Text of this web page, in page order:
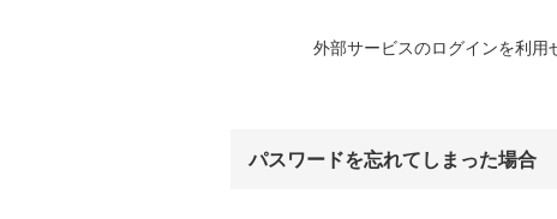
外部サービスのログインを利用
パスワードを忘れてしまった場合